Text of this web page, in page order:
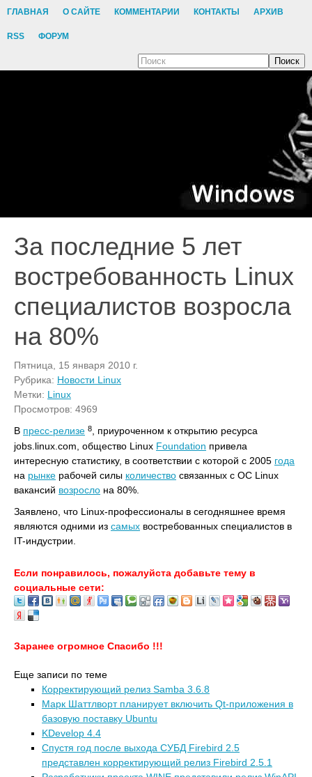
ГЛАВНАЯ О САЙТЕ КОММЕНТАРИИ КОНТАКТЫ АРХИВ
RSS ФОРУМ
Поиск
За последние 5 лет
востребованность Linux
специалистов возросла
на 80%
Пятница, 15 января 2010 г.
Рубрика: Новости Linux
Метки: Linux
Просмотров: 4969
В пресс-релизе 8
, приуроченном к открытию ресурса
jobs.linux.com, общество Linux Foundation привела
интересную статистику, в соответствии с которой с 2005 года
на рынке рабочей силы количество связанных с ОС Linux
вакансий возросло на 80%.
Заявлено, что Linux-профессионалы в сегодняшнее время
являются одними из самых востребованных специалистов в
IT-индустрии.
Если понравилось, пожалуйста добавьте тему в
социальные сети:
Заранее огромное Спасибо !!!
Еще записи по теме
Корректирующий релиз Samba 3.6.8
Марк Шаттлворт планирует включить Qt-приложения в
базовую поставку Ubuntu
KDevelop 4.4
Спустя год после выхода СУБД Firebird 2.5
представлен корректирующий релиз Firebird 2.5.1